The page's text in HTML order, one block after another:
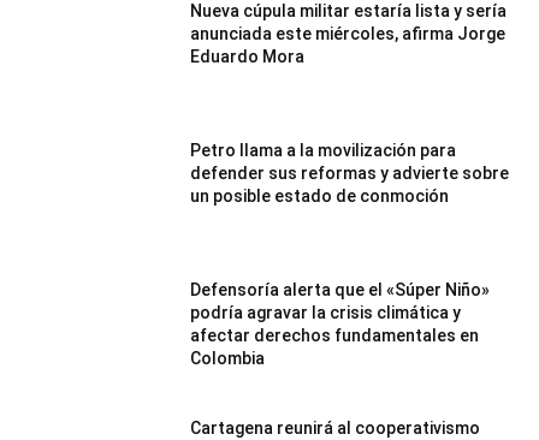
Nueva cúpula militar estaría lista y sería
anunciada este miércoles, afirma Jorge
Eduardo Mora
Petro llama a la movilización para
defender sus reformas y advierte sobre
un posible estado de conmoción
Defensoría alerta que el «Súper Niño»
podría agravar la crisis climática y
afectar derechos fundamentales en
Colombia
Cartagena reunirá al cooperativismo